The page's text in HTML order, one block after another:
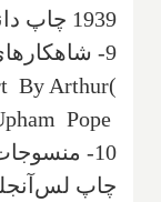
1939‌ چاپ دانشگاه اکسفورد‌.
9-
)
By Arthur
Pope
10-
چاپ لس‌آنجلس